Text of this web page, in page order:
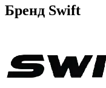
Бренд Swift